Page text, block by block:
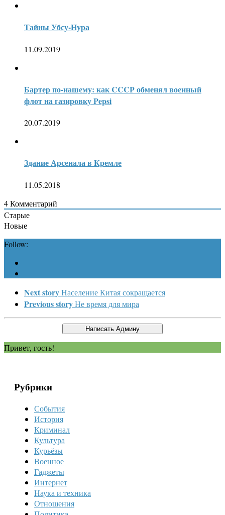
Тайны Убсу-Нура
11.09.2019
Бартер по-нашему: как CCCР обменял военный
флот на газировку Pepsi
20.07.2019
Здание Арсенала в Кремле
11.05.2018
4Комментарий
Старые
Новые
Follow:
Next storyНаселение Китая сокращается
Previous storyНе время для мира
Привет, гость!
Рубрики
События
История
Криминал
Культура
Курьёзы
Военное
Гаджеты
Интернет
Наука и техника
Отношения